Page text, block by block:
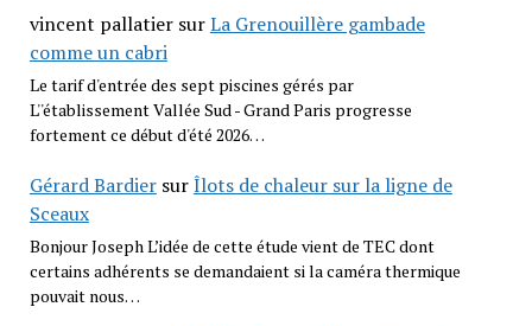
vincent pallatiersurLa Grenouillère gambade
comme un cabri
Le tarif d'entrée des sept piscines gérés par
L''établissement Vallée Sud - Grand Paris progresse
fortement ce début d'été 2026…
Gérard BardiersurÎlots de chaleur sur la ligne de
Sceaux
Bonjour Joseph L’idée de cette étude vient de TEC dont
certains adhérents se demandaient si la caméra thermique
pouvait nous…